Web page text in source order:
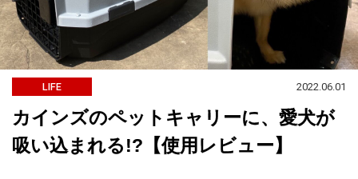
LIFE 2022.06.01
カインズのペットキャリーに、愛犬が
吸い込まれる!?【使用レビュー】